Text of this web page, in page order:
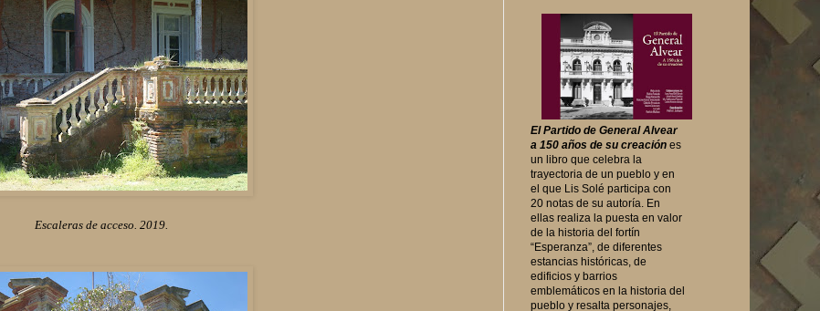
Escaleras de acceso. 2019.
El Partido de General Alvear
a 150 años de su creación es
un libro que celebra la
trayectoria de un pueblo y en
el que Lis Solé participa con
20 notas de su autoría. En
ellas realiza la puesta en valor
de la historia del fortín
“Esperanza”, de diferentes
estancias históricas, de
edificios y barrios
emblemáticos en la historia del
pueblo y resalta personajes,